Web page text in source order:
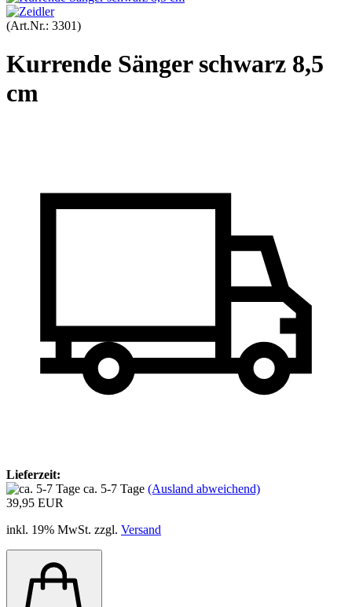
(Art.Nr.: 3301)
Kurrende Sänger schwarz 8,5
cm
Lieferzeit:
ca. 5-7 Tage (Ausland abweichend)
39,95 EUR
inkl. 19% MwSt. zzgl. Versand